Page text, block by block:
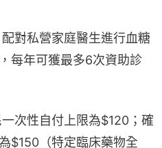
對私營家庭醫生進行血糖
每年可獲最多6次資助診
次性自付上限為$120；確
$150（特定臨床藥物全